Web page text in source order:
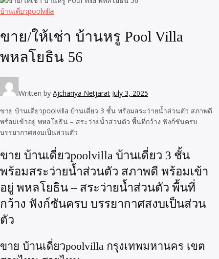
บ้านเดี่ยวpoolvilla
ขาย/ให้เช่า บ้านหรู Pool Villa
พหลโยธิน 56
Written by Ajchariya Netjarat July 3, 2025
ขาย บ้านเดี่ยวpoolvilla บ้านเดี่ยว 3 ชั้น พร้อมสระว่ายน้ำส่วนตัว สภาพดี
พร้อมเข้าอยู่ พหลโยธิน – สระว่ายน้ำส่วนตัว พื้นที่กว้าง ฟังก์ชันครบ
บรรยากาศสงบเป็นส่วนตัว
ขาย บ้านเดี่ยวpoolvilla บ้านเดี่ยว 3 ชั้น
พร้อมสระว่ายน้ำส่วนตัว สภาพดี พร้อมเข้า
อยู่ พหลโยธิน – สระว่ายน้ำส่วนตัว พื้นที่
กว้าง ฟังก์ชันครบ บรรยากาศสงบเป็นส่วน
ตัว
ขาย บ้านเดี่ยวpoolvilla กรุงเทพมหานคร เขต